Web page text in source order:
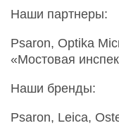
Наши партнеры:
Psaron, Optika
«Мостовая
Наши бренды:
Psaron, Leica,